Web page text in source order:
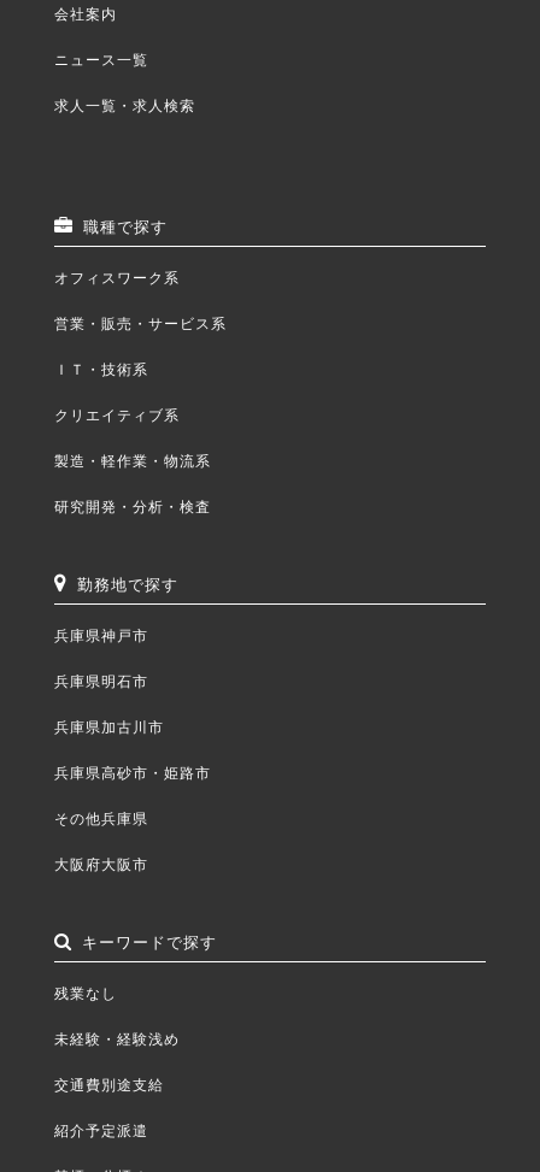
会社案内
ニュース一覧
求人一覧・求人検索
職種で探す
オフィスワーク系
営業・販売・サービス系
ＩＴ・技術系
クリエイティブ系
製造・軽作業・物流系
研究開発・分析・検査
勤務地で探す
兵庫県神戸市
兵庫県明石市
兵庫県加古川市
兵庫県高砂市・姫路市
その他兵庫県
大阪府大阪市
キーワードで探す
残業なし
未経験・経験浅め
交通費別途支給
紹介予定派遣